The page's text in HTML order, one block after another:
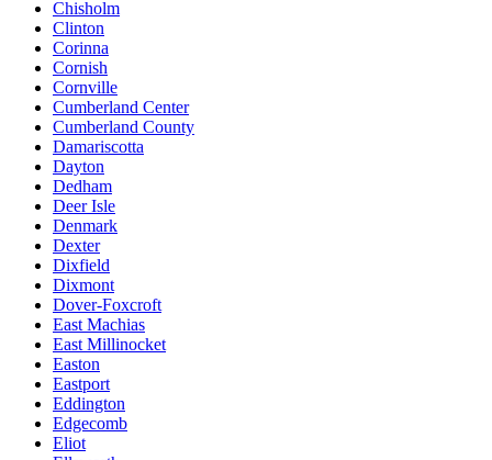
Chisholm
Clinton
Corinna
Cornish
Cornville
Cumberland Center
Cumberland County
Damariscotta
Dayton
Dedham
Deer Isle
Denmark
Dexter
Dixfield
Dixmont
Dover-Foxcroft
East Machias
East Millinocket
Easton
Eastport
Eddington
Edgecomb
Eliot